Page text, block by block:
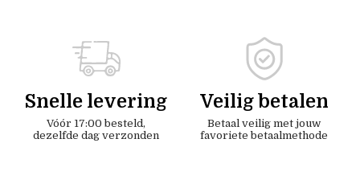
Snelle levering
Vóór 17:00 besteld,
dezelfde dag verzonden
Veilig betalen
Betaal veilig met jouw
favoriete betaalmethode